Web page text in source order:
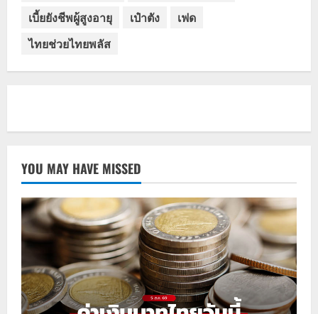
เบี้ยยังชีพผู้สูงอายุ
เป๋าตัง
เฟด
ไทยช่วยไทยพลัส
YOU MAY HAVE MISSED